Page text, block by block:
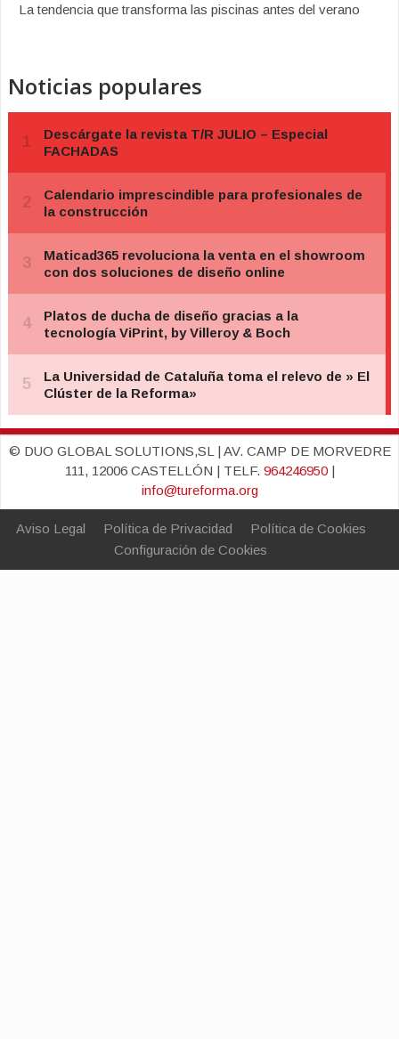
La tendencia que transforma las piscinas antes del verano
Noticias populares
© DUO GLOBAL SOLUTIONS,SL | AV. CAMP DE MORVEDRE
111, 12006 CASTELLÓN | TELF. 964246950|
info@tureforma.org
Aviso Legal Política de Privacidad
Política de Cookies
Configuración de Cookies